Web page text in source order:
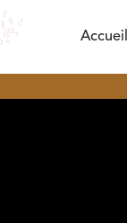
Accueil